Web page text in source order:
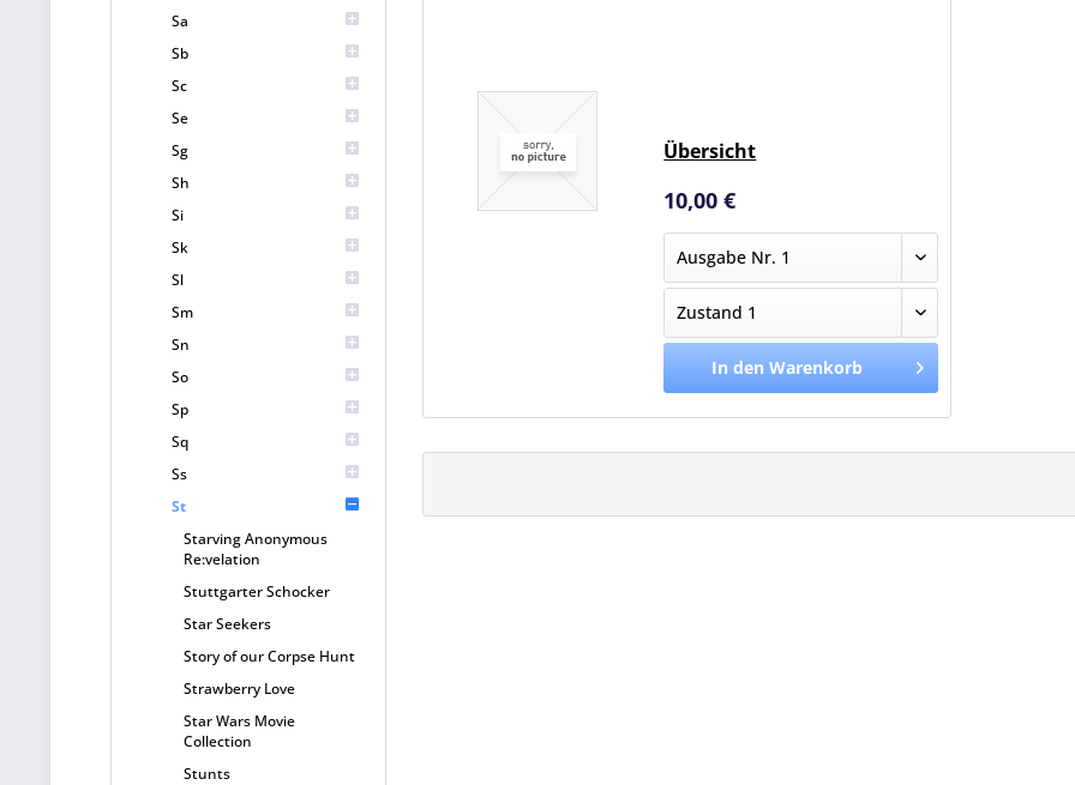
Sa
Sb
Sc
Se
Sg
Sh
Si
Sk
Sl
Sm
Sn
So
Sp
Sq
Ss
St
Starving Anonymous
Re:velation
Stuttgarter Schocker
Star Seekers
Story of our Corpse Hunt
Strawberry Love
Star Wars Movie
Collection
Stunts
Übersicht
10,00 €
In den Warenkorb